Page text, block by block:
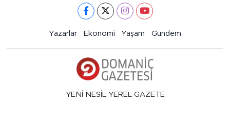
Yazarlar Ekonomi Yaşam Gündem
YENİ NESİL YEREL GAZETE